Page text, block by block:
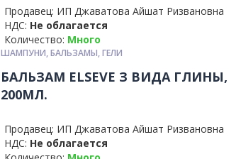
Продавец: ИП Джаватова Айшат Ризвановна
НДС: Не облагается
Количество: Много
ШАМПУНИ, БАЛЬЗАМЫ, ГЕЛИ
БАЛЬЗАМ ELSEVE З ВИДА ГЛИНЫ,
200МЛ.
Продавец: ИП Джаватова Айшат Ризвановна
НДС: Не облагается